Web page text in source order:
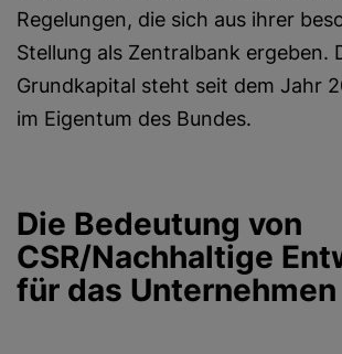
Regelungen, die sich aus ihrer
Stellung als Zentralbank ergeben.
Grundkapital steht seit dem Jahr
im Eigentum des Bundes.
Die Bedeutung von
CSR/Nachhaltige
für das Unternehmen